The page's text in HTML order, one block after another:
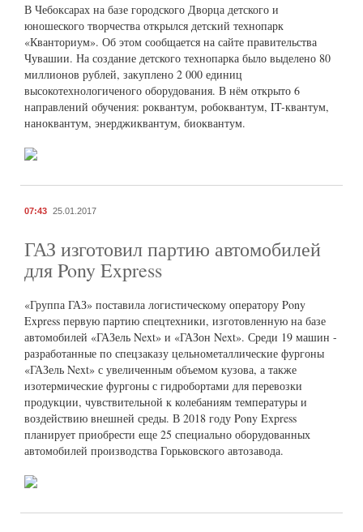
В Чебоксарах на базе городского Дворца детского и
юношеского творчества открылся детский технопарк
«Кванториум». Об этом сообщается на сайте правительства
Чувашии. На создание детского технопарка было выделено 80
миллионов рублей, закуплено 2 000 единиц
высокотехнологиченого оборудования. В нём открыто 6
направлений обучения: роквантум, робоквантум, IT-квантум,
наноквантум, энерджиквантум, биоквантум.
07:43 25.01.2017
ГАЗ изготовил партию автомобилей
для Pony Express
«Группа ГАЗ» поставила логистическому оператору Pony
Express первую партию спецтехники, изготовленную на базе
автомобилей «ГАЗель Next» и «ГАЗон Next». Среди 19 машин -
разработанные по спецзаказу цельнометаллические фургоны
«ГАЗель Next» с увеличенным объемом кузова, а также
изотермические фургоны с гидробортами для перевозки
продукции, чувствительной к колебаниям температуры и
воздействию внешней среды. В 2018 году Pony Express
планирует приобрести еще 25 специально оборудованных
автомобилей производства Горьковского автозавода.